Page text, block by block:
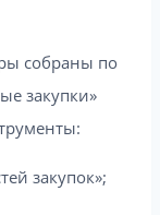
собраны по
закупки»
закупок»;